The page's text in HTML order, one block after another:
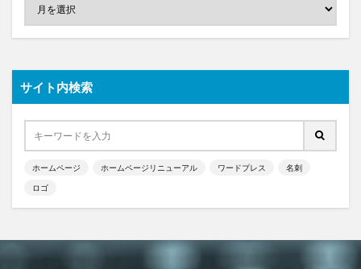
サイト内検索
ホームページ ホームページリニューアル ワードプレス 名刺
ロゴ